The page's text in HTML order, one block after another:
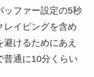
ッファー設定の5秒
レイピングを含め
けるためにあえ
普通に10分くらい